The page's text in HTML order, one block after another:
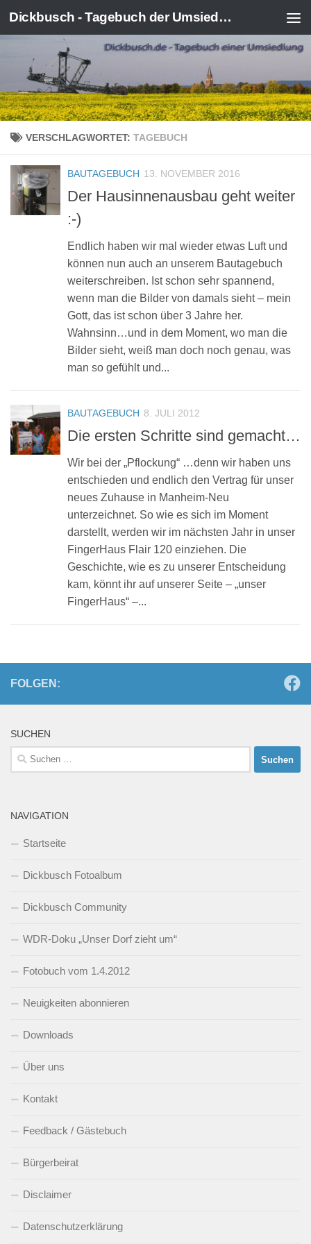
Zum Inhalt springen Dickbusch - Tagebuch der Umsiedlung von Kerpen-Manheim
VERSCHLAGWORTET: TAGEBUCH
BAUTAGEBUCH 13. NOVEMBER 2016
Der Hausinnenausbau geht weiter
:-)
Endlich haben wir mal wieder etwas Luft und
können nun auch an unserem Bautagebuch
weiterschreiben. Ist schon sehr spannend,
wenn man die Bilder von damals sieht – mein
Gott, das ist schon über 3 Jahre her.
Wahnsinn…und in dem Moment, wo man die
Bilder sieht, weiß man doch noch genau, was
man so gefühlt und...
BAUTAGEBUCH 8. JULI 2012
Die ersten Schritte sind gemacht…
Wir bei der „Pflockung“ …denn wir haben uns
entschieden und endlich den Vertrag für unser
neues Zuhause in Manheim-Neu
unterzeichnet. So wie es sich im Moment
darstellt, werden wir im nächsten Jahr in unser
FingerHaus Flair 120 einziehen. Die
Geschichte, wie es zu unserer Entscheidung
kam, könnt ihr auf unserer Seite – „unser
FingerHaus“ –...
FOLGEN:
SUCHEN
Suchen
nach:
NAVIGATION
Startseite
Dickbusch Fotoalbum
Dickbusch Community
WDR-Doku „Unser Dorf zieht um“
Fotobuch vom 1.4.2012
Neuigkeiten abonnieren
Downloads
Über uns
Kontakt
Feedback / Gästebuch
Bürgerbeirat
Disclaimer
Datenschutzerklärung